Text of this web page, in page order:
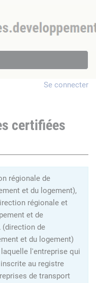
Se connecter
certifiées
régionale de
et du logement),
régionale et
et de
(direction de
et du logement)
l'entreprise qui
au registre
de transport